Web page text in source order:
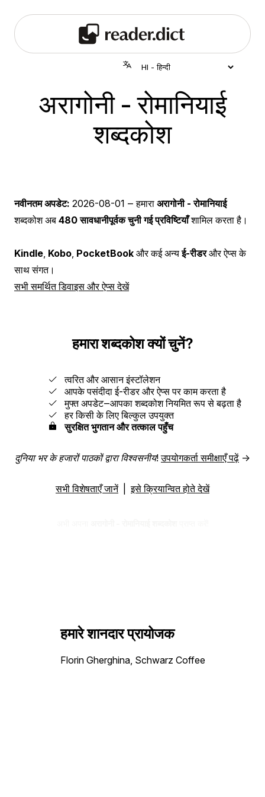
अरागोनी - रोमानियाई
शब्दकोश
नवीनतम अपडेट: 2026-08-01 ‒ हमारा अरागोनी - रोमानियाई
शब्दकोश अब 480 सावधानीपूर्वक चुनी गई प्रविष्टियाँशामिल करता है।
Kindle Kobo PocketBook और कई अन्यई-रीडरऔर ऐप्स के
साथ संगत।
सभी समर्थित डिवाइस और ऐप्स देखें
हमारा शब्दकोश क्यों चुनें?
त्वरित और आसान इंस्टॉलेशन
आपके पसंदीदा ई-रीडर और ऐप्स पर काम करता है
मुफ्त अपडेट‒आपका शब्दकोश नियमित रूप से बढ़ता है
हर किसी के लिए बिल्कुल उपयुक्त
सुरक्षित भुगतान और तत्काल पहुँच
दुनिया भर के हजारों पाठकों द्वारा विश्वसनीय! उपयोगकर्ता समीक्षाएँ पढ़ें →
सभी विशेषताएँ जानें|इसे क्रियान्वित होते देखें
हमारे शानदार प्रायोजक
Florin Gherghina, Schwarz Coffee